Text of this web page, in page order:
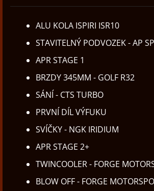
ALU KOLA ISPIRI ISR10
STAVITELNÝ PODVOZEK - AP
APR STAGE 1
BRZDY 345MM - GOLF R32
SÁNÍ - CTS TURBO
PRVNÍ DÍL VÝFUKU
SVÍČKY - NGK IRIDIUM
APR STAGE 2+
TWINCOOLER - FORGE
BLOW OFF - FORGE